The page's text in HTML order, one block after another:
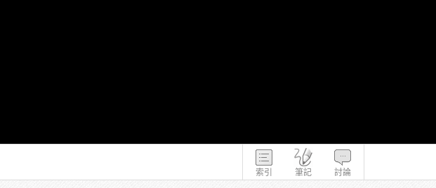
索引 筆記 討論